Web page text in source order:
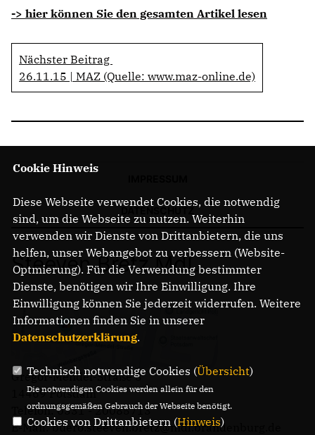
-> hier können Sie den gesamten Artikel lesen
Nächster Beitrag
26.11.15 | MAZ (Quelle: www.maz-online.de)
Steeven Bretz MdL
Gregor-Mendel-Straße 3
14469 Potsdam
Telefon: 0331 - 20085713
E-Mail: buero.steeven.bretz@mdl.brandenburg.de
Cookie Hinweis
Diese Webseite verwendet Cookies, die notwendig
sind, um die Webseite zu nutzen. Weiterhin
verwenden wir Dienste von Drittanbietern, die uns
helfen, unser Webangebot zu verbessern (Website-
Optmierung). Für die Verwendung bestimmter
Dienste, benötigen wir Ihre Einwilligung. Ihre
Einwilligung können Sie jederzeit widerrufen. Weitere
Informationen finden Sie in unserer
Datenschutzerklärung.
Technisch notwendige Cookies (Übersicht)
Die notwendigen Cookies werden allein für den
ordnungsgemäßen Gebrauch der Webseite benötigt.
Cookies von Drittanbietern (Hinweis)